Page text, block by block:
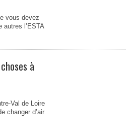
vous devez
autres l’ESTA
à
Val de Loire
changer d’air